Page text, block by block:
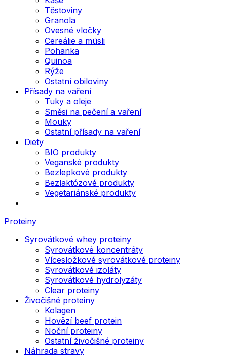
Těstoviny
Granola
Ovesné vločky
Cereálie a müsli
Pohanka
Quinoa
Rýže
Ostatní obiloviny
Přísady na vaření
Tuky a oleje
Směsi na pečení a vaření
Mouky
Ostatní přísady na vaření
Diety
BIO produkty
Veganské produkty
Bezlepkové produkty
Bezlaktózové produkty
Vegetariánské produkty
Proteiny
Syrovátkové whey proteiny
Syrovátkové koncentráty
Vícesložkové syrovátkové proteiny
Syrovátkové izoláty
Syrovátkové hydrolyzáty
Clear proteiny
Živočišné proteiny
Kolagen
Hovězí beef protein
Noční proteiny
Ostatní živočišné proteiny
Náhrada stravy